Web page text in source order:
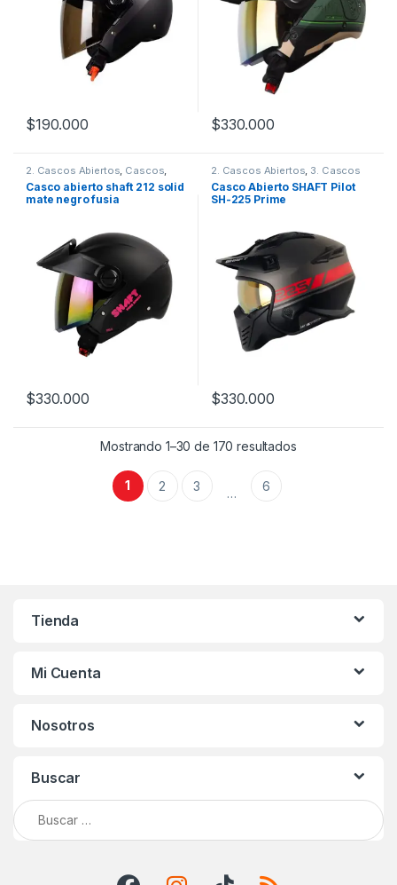
$190.000
Este producto tiene múltiples variantes. Las opciones se
$330.000
Este producto tiene múltiples
2. Cascos Abiertos, Cascos,
Shaft
Casco abierto shaft 212 solid
mate negro fusia
$330.000
Este producto tiene múltiples variantes. Las opciones se
2. Cascos Abiertos, 3. Cascos
Integrales ,Cascos , Shaft
Casco Abierto SHAFT Pilot
SH-225 Prime
$330.000
Este producto tiene múltiples
Mostrando 1–30 de 170 resultados
1 2 3 … 6
Tienda
Mi Cuenta
Nosotros
Buscar
Buscar: